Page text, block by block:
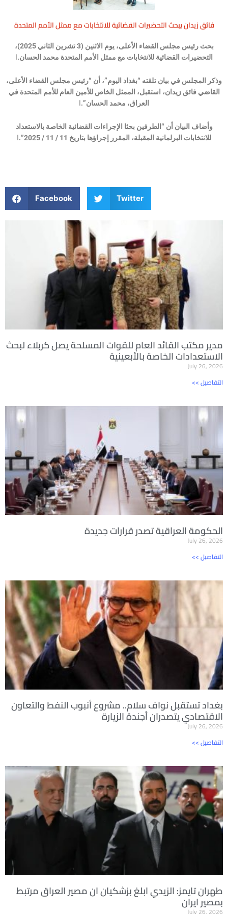
فائق زيدان يبحث التحضيرات القضائية للانتخابات مع ممثل الأمم المتحدة
بحث رئيس مجلس القضاء الأعلى، يوم الاثنين (3 تشرين الثاني 2025)،
التحضيرات القضائية للانتخابات مع ممثل الأمم المتحدة محمد الحسان.ا
وذكر المجلس في بيان تلقته “بغداد اليوم”، أن “رئيس مجلس القضاء الأعلى،
القاضي فائق زيدان، استقبل، الممثل الخاص للأمين العام للأمم المتحدة في
العراق، محمد الحسان”.ا
وأضاف البيان أن “الطرفين بحثا الإجراءات القضائية الخاصة بالاستعداد
للانتخابات البرلمانية المقبلة، المقرر إجراؤها بتاريخ 11 / 11 / 2025”.
ا
Facebook Twitter
مدير مكتب القائد العام للقوات المسلحة يصل كربلاء لبحث
الاستعدادات الخاصة بالأبعينية
July 26, 2026
<< التفاصيل
الحكومة العراقية تصدر قرارات جديدة
July 26, 2026
<< التفاصيل
بغداد تستقبل نواف سلام.. مشروع أنبوب النفط والتعاون
الاقتصادي يتصدران أجندة الزيارة
July 26, 2026
<< التفاصيل
طهران تايمز: الزيدي ابلغ بزشكيان ان مصير العراق مرتبط
بمصير ايران
July 26, 2026